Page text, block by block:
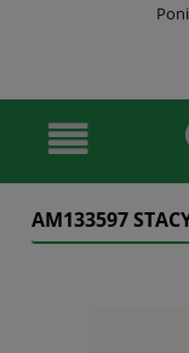
AM133597